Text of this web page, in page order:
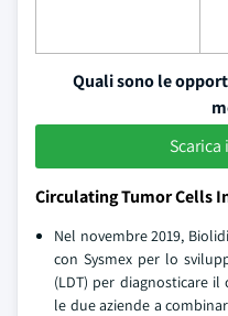
Quali sono le
Scarica
Circulating Tumor Cells
Nel novembre 2019,
con Sysmex per lo
(LDT) per diagnosticare
le due aziende a